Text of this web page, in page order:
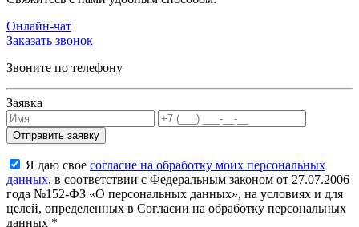
Онлайн-чат
Заказать звонок
Звоните по телефону
Заявка
Я даю свое согласие на обработку моих персональных
данных, в соответствии с Федеральным законом от 27.07.2006
года №152-ФЗ «О персональных данных», на условиях и для
целей, определенных в Согласии на обработку персональных
данных *